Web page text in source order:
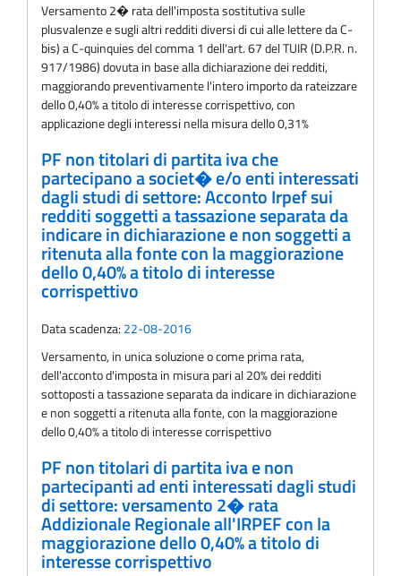
Versamento 2� rata dell'imposta sostitutiva sulle
plusvalenze e sugli altri redditi diversi di cui alle lettere da C-
bis) a C-quinquies del comma 1 dell'art. 67 del TUIR (D.P.R. n.
917/1986) dovuta in base alla dichiarazione dei redditi,
maggiorando preventivamente l'intero importo da rateizzare
dello 0,40% a titolo di interesse corrispettivo, con
applicazione degli interessi nella misura dello 0,31%
PF non titolari di partita iva che
partecipano a societ� e/o enti interessati
dagli studi di settore: Acconto Irpef sui
redditi soggetti a tassazione separata da
indicare in dichiarazione e non soggetti a
ritenuta alla fonte con la maggiorazione
dello 0,40% a titolo di interesse
corrispettivo
Data scadenza: 22-08-2016
Versamento, in unica soluzione o come prima rata,
dell'acconto d'imposta in misura pari al 20% dei redditi
sottoposti a tassazione separata da indicare in dichiarazione
e non soggetti a ritenuta alla fonte, con la maggiorazione
dello 0,40% a titolo di interesse corrispettivo
PF non titolari di partita iva e non
partecipanti ad enti interessati dagli studi
di settore: versamento 2� rata
Addizionale Regionale all'IRPEF con la
maggiorazione dello 0,40% a titolo di
interesse corrispettivo